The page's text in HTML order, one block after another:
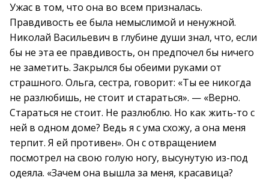
Ужас в том, что она во всем призналась.
Правдивость ее была немыслимой и ненужной.
Николай Васильевич в глубине души знал, что, если
бы не эта ее правдивость, он предпочел бы ничего
не заметить. Закрылся бы обеими руками от
страшного. Ольга, сестра, говорит: «Ты ее никогда
не разлюбишь, не стоит и стараться». — «Верно.
Стараться не стоит. Не разлюблю. Но как жить-то с
ней в одном доме? Ведь я с ума схожу, а она меня
терпит. Я ей противен». Он с отвращением
посмотрел на свою голую ногу, высунутую из-под
одеяла. «Зачем она вышла за меня, красавица?